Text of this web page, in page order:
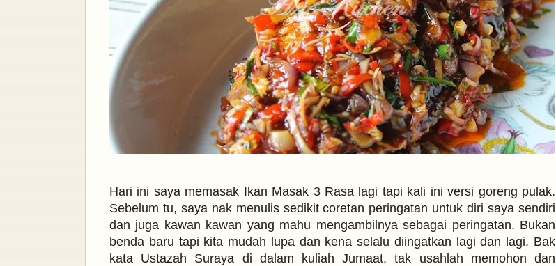
Hari ini saya memasak Ikan Masak 3 Rasa lagi tapi kali ini versi goreng pulak.
Sebelum tu, saya nak menulis sedikit coretan peringatan untuk diri saya sendiri
dan juga kawan kawan yang mahu mengambilnya sebagai peringatan. Bukan
benda baru tapi kita mudah lupa dan kena selalu diingatkan lagi dan lagi. Bak
kata Ustazah Suraya di dalam kuliah Jumaat, tak usahlah memohon dan